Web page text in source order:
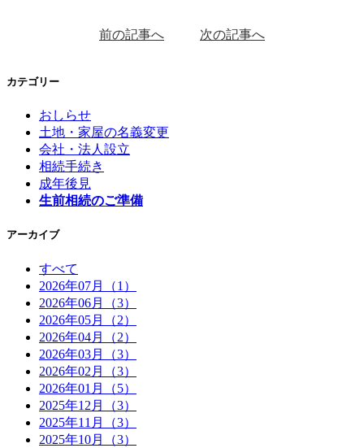
前の記事へ 次の記事へ
カテゴリー
おしらせ
土地・家屋の名義変更
会社・法人設立
相続手続き
成年後見
生前相続のご準備
アーカイブ
すべて
2026年07月（1）
2026年06月（3）
2026年05月（2）
2026年04月（2）
2026年03月（3）
2026年02月（3）
2026年01月（5）
2025年12月（3）
2025年11月（3）
2025年10月（3）